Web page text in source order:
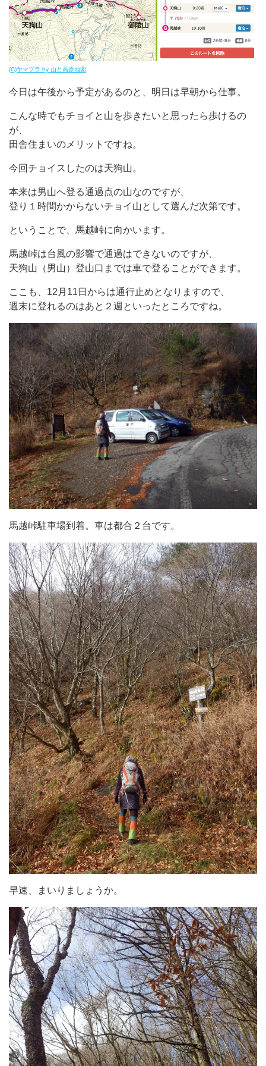
(C)ヤマプラ by 山と高原地図
今日は午後から予定があるのと、明日は早朝から仕事。
こんな時でもチョイと山を歩きたいと思ったら歩けるの
が、
田舎住まいのメリットですね。
今回チョイスしたのは天狗山。
本来は男山へ登る通過点の山なのですが、
登り１時間かからないチョイ山として選んだ次第です。
ということで、馬越峠に向かいます。
馬越峠は台風の影響で通過はできないのですが、
天狗山（男山）登山口までは車で登ることができます。
ここも、12月11日からは通行止めとなりますので、
週末に登れるのはあと２週といったところですね。
馬越峠駐車場到着。車は都合２台です。
早速、まいりましょうか。